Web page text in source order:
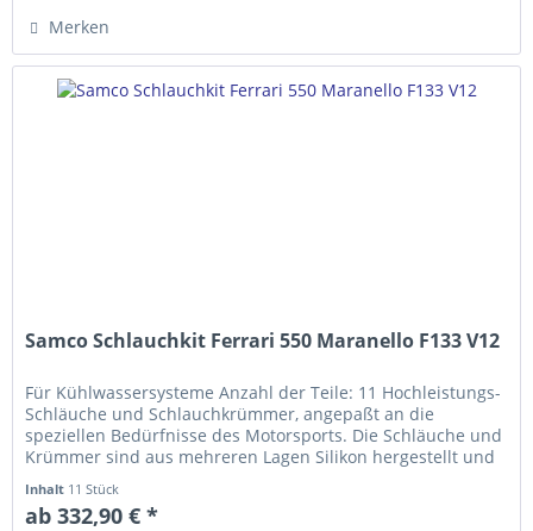
Merken
Samco Schlauchkit Ferrari 550 Maranello F133 V12
Für Kühlwassersysteme Anzahl der Teile: 11 Hochleistungs-
Schläuche und Schlauch­krümmer, ange­­paßt an die
speziellen Bedürfnisse des Motorsports. Die Schläuche und
Krümmer sind aus mehreren Lagen Silikon hergestellt und
Inhalt 11 Stück
ab 332,90 € *